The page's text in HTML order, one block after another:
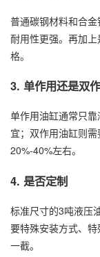
普通碳钢材料和合
耐用性更强。再加
格。
3. 单作用还是双
单作用油缸通常只
宜；双作用油缸则
20%-40%左右。
4. 是否定制
标准尺寸的3吨液压
要特殊安装方式、
一截。